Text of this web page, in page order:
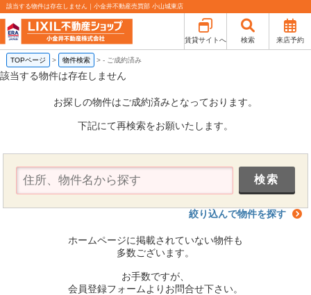
該当する物件は存在しません｜小金井不動産売買部 小山城東店
賃貸サイトへ 検索 来店予約
TOPページ > 物件検索 >- ご成約済み
該当する物件は存在しません
お探しの物件はご成約済みとなっております。
下記にて再検索をお願いたします。
絞り込んで物件を探す
ホームページに掲載されていない物件も
多数ございます。
お手数ですが、
会員登録フォームよりお問合せ下さい。